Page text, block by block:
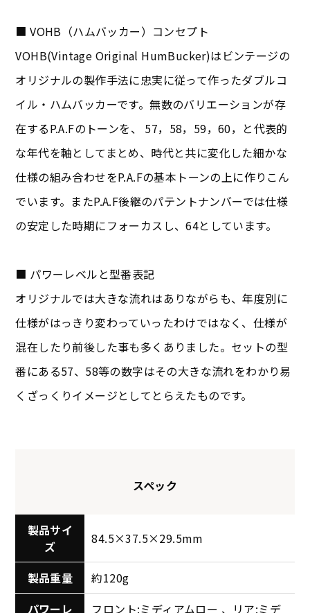
■ VOHB（ハムバッカー）コンセプト
VOHB(Vintage Original HumBucker)はビンテージの
オリジナルの製作手法に忠実に従って作ったダブルコ
イル・ハムバッカーです。無数のバリエーションが存
在するP.A.Fのトーンを、 57，58，59，60，と代表的
な年代を軸としてまとめ、時代と共に変化した細かな
仕様の組み合わせをP.A.Fの基本トーンの上に作りこん
でいます。またP.A.F後継のパテントナンバーでは仕様
の安定した時期にフォーカスし、64としています。
■ パワーレベルと型番表記
オリジナルでは大きな流れはありながらも、年度別に
仕様がはっきり変わっていったわけではなく、仕様が
混在したり前後した事も多くありました。セットの型
番にある57、58等の数字はその大きな流れをわかり易
くざっくりイメージとしてとらえたものです。
スペック
製品サイ
ズ
84.5×37.5×29.5mm
製品重量
約120g
パワーレ
フロント:ミディアムロー 、リア:ミデ